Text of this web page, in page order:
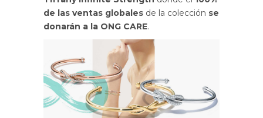
de las ventas globales de la colección se
donarán a la ONG CARE.